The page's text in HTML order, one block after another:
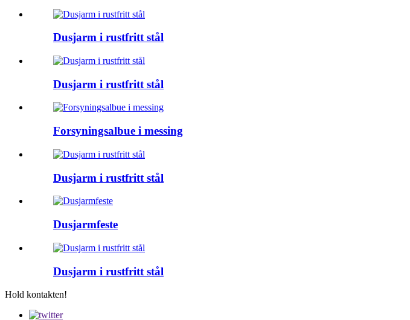
Dusjarm i rustfritt stål
Dusjarm i rustfritt stål
Forsyningsalbue i messing
Dusjarm i rustfritt stål
Dusjarmfeste
Dusjarm i rustfritt stål
Hold kontakten!